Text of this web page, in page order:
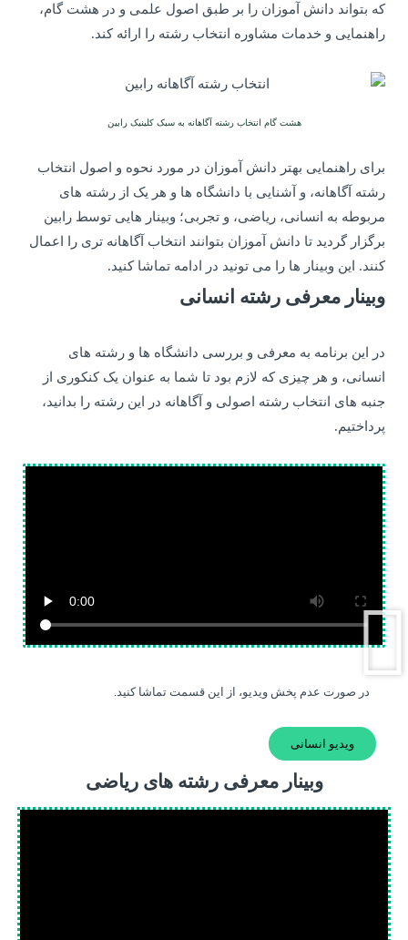
که بتواند دانش آموزان را بر طبق اصول علمی و در هشت گام،
راهنمایی و خدمات مشاوره انتخاب رشته را ارائه کند.
هشت گام انتخاب رشته آگاهانه به سبک کلینیک رابین
برای راهنمایی بهتر دانش آموزان در مورد نحوه و اصول انتخاب
رشته آگاهانه، و آشنایی با دانشگاه ها و هر یک از رشته های
مربوطه به انسانی، ریاضی، و تجربی؛ وبینار هایی توسط رابین
برگزار گردید تا دانش آموزان بتوانند انتخاب آگاهانه تری را اعمال
کنند. این وبینار ها را می تونید در ادامه تماشا کنید.
وبینار معرفی رشته انسانی
در این برنامه به معرفی و بررسی دانشگاه ها و رشته های
انسانی، و هر چیزی که لازم بود تا شما به عنوان یک کنکوری از
جنبه های انتخاب رشته اصولی و آگاهانه در این رشته را بدانید،
پرداختیم.
در صورت عدم پخش ویدیو، از این قسمت تماشا کنید.
ویدیو انسانی
وبینار معرفی رشته های ریاضی